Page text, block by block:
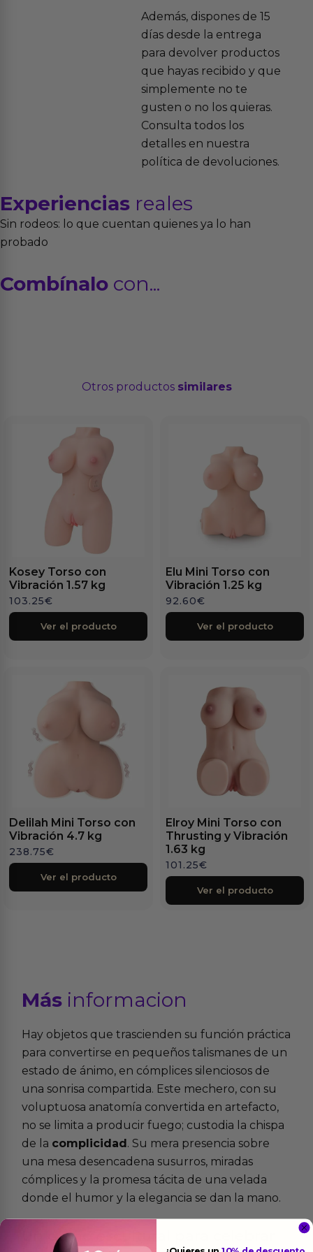
Además, dispones de 15
días desde la entrega
para devolver productos
que hayas recibido y que
simplemente no te
gusten o no los quieras.
Consulta todos los
detalles en nuestra
política de devoluciones.
Experiencias reales
Sin rodeos: lo que cuentan quienes ya lo han
probado
Combínalo con...
Otros productos similares
Kosey Torso con
Vibración 1.57 kg
103.25€
Ver el producto
Elu Mini Torso con
Vibración 1.25 kg
92.60€
Ver el producto
Delilah Mini Torso con
Vibración 4.7 kg
238.75€
Ver el producto
Elroy Mini Torso con
Thrusting y Vibración
1.63 kg
101.25€
Ver el producto
Más informacion
Hay objetos que trascienden su función práctica
para convertirse en pequeños talismanes de un
estado de ánimo, en cómplices silenciosos de
una sonrisa compartida. Este mechero, con su
voluptuosa anatomía convertida en artefacto,
no se limita a producir fuego; custodia la chispa
de la complicidad. Su mera presencia sobre
una mesa desencadena susurros, miradas
cómplices y la promesa tácita de una velada
donde el humor y la elegancia se dan la mano.
Un guiño escultural para celebrar